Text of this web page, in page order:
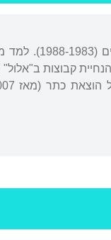
נולד, גדל והתחנך